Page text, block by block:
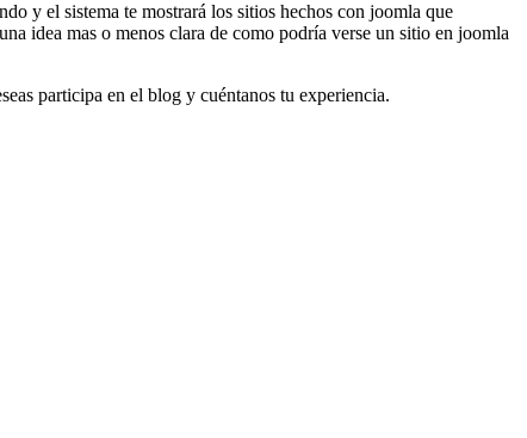
y el sistema te mostrará los sitios hechos con joomla que
idea mas o menos clara de como podría verse un sitio en joomla
participa en el blog y cuéntanos tu experiencia.